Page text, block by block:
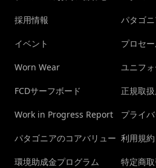
採用情報
イベント
Worn Wear
FCDサーフボード
Work in Progress Report
パタゴニアのコアバリュー
環境助成金プログラム
パタゴ
プロセ
ユニフ
正規取
プライ
利用規約
特定商